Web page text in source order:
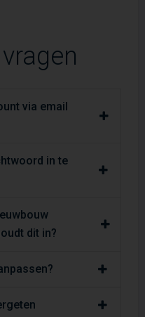
via email
in te
dit in?